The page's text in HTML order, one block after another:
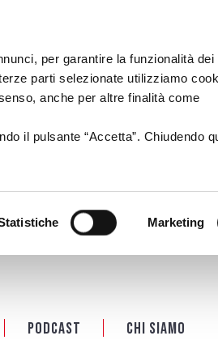
per garantire la funzionalità dei
parti selezionate utilizziamo
anche per altre finalità come
il pulsante “Accetta”. Chiudendo
Marketing
PODCAST Chi siamo